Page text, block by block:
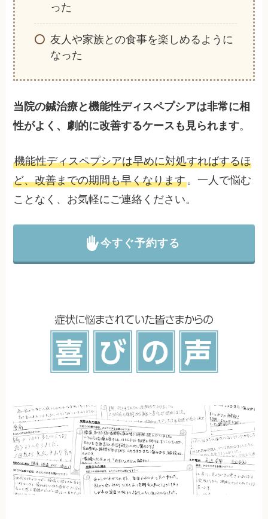
った
友人や家族との食事を楽しめるように
なった
当院の鍼治療と機能性ディスペプシアは非常に相
性がよく、劇的に改善するケースも見られます。
機能性ディスペプシアは早めに対処すればするほ
ど、改善までの期間も早くなります。一人で悩む
ことなく、お気軽にご連絡ください。
今すぐ予約する